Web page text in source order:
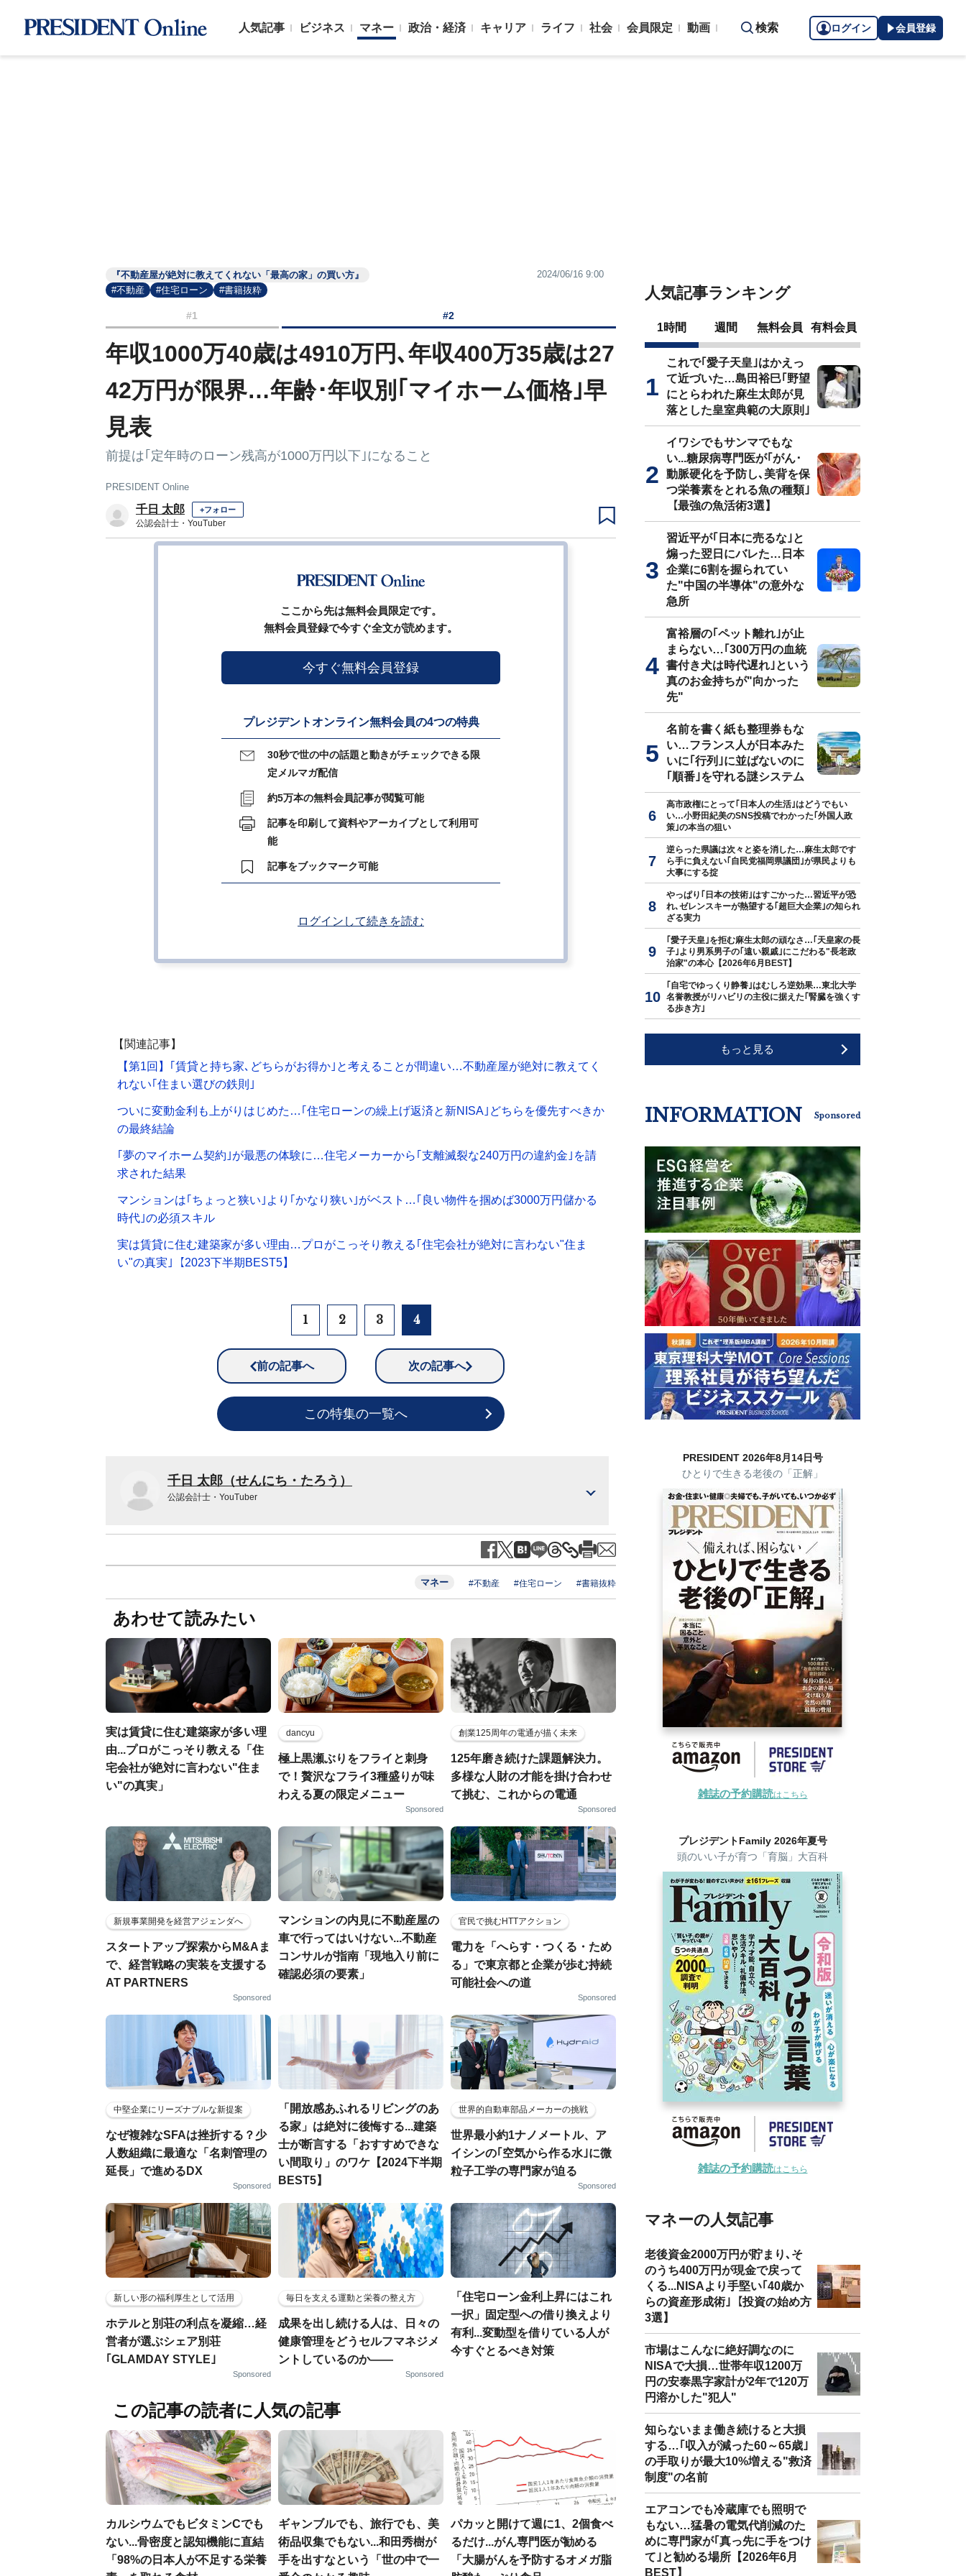
人気記事 ビジネス マネー 政治・経済 キャリア ライフ 社会 会員限定 動画 検索 ログイン 会員登録
『不動産屋が絶対に教えてくれない「最高の家」の買い方』
#不動産
#住宅ローン #書籍抜粋
2024/06/16 9:00
#1 #2
年収1000万40歳は4910万円､年収400万35歳は27
42万円が限界…年齢･年収別｢マイホーム価格｣早
見表
前提は｢定年時のローン残高が1000万円以下｣になること
PRESIDENT Online
千日 太郎 +フォロー
公認会計士・YouTuber
ここから先は無料会員限定です。
無料会員登録で今すぐ全文が読めます。
今すぐ無料会員登録
プレジデントオンライン無料会員の4つの特典
30秒で世の中の話題と動きがチェックできる限
定メルマガ配信
約5万本の無料会員記事が閲覧可能
記事を印刷して資料やアーカイブとして利用可
能
記事をブックマーク可能
ログインして続きを読む
【関連記事】
【第1回】｢賃貸と持ち家､どちらがお得か｣と考えることが間違い…不動産屋が絶対に教えてく
れない｢住まい選びの鉄則｣
ついに変動金利も上がりはじめた…｢住宅ローンの繰上げ返済と新NISA｣どちらを優先すべきか
の最終結論
｢夢のマイホーム契約｣が最悪の体験に…住宅メーカーから｢支離滅裂な240万円の違約金｣を請
求された結果
マンションは｢ちょっと狭い｣より｢かなり狭い｣がベスト…｢良い物件を掴めば3000万円儲かる
時代｣の必須スキル
実は賃貸に住む建築家が多い理由…プロがこっそり教える｢住宅会社が絶対に言わない"住ま
い"の真実｣【2023下半期BEST5】
1 2 3 4
前の記事へ 次の記事へ
この特集の一覧へ
千日 太郎（せんにち・たろう）
公認会計士・YouTuber
マネー #不動産 #住宅ローン #書籍抜粋
あわせて読みたい
実は賃貸に住む建築家が多い理
由...プロがこっそり教える「住
宅会社が絶対に言わない"住ま
い"の真実」
dancyu
極上黒瀬ぶりをフライと刺身
で！贅沢なフライ3種盛りが味
わえる夏の限定メニュー
Sponsored
創業125周年の電通が描く未来
125年磨き続けた課題解決力。
多様な人財の才能を掛け合わせ
て挑む、これからの電通
Sponsored
新規事業開発を経営アジェンダへ
スタートアップ探索からM&Aま
で、経営戦略の実装を支援する
AT PARTNERS
Sponsored
マンションの内見に不動産屋の
車で行ってはいけない...不動産
コンサルが指南「現地入り前に
確認必須の要素」
官民で挑むHTTアクション
電力を「へらす・つくる・ため
る」で東京都と企業が歩む持続
可能社会への道
Sponsored
中堅企業にリーズナブルな新提案
なぜ複雑なSFAは挫折する？少
人数組織に最適な「名刺管理の
延長」で進めるDX
Sponsored
「開放感あふれるリビングのあ
る家」は絶対に後悔する...建築
士が断言する「おすすめできな
い間取り」のワケ【2024下半期
BEST5】
世界的自動車部品メーカーの挑戦
世界最小約1ナノメートル、ア
イシンの｢空気から作る水｣に微
粒子工学の専門家が迫る
Sponsored
新しい形の福利厚生として活用
ホテルと別荘の利点を凝縮…経
営者が選ぶシェア別荘
｢GLAMDAY STYLE｣
Sponsored
毎日を支える運動と栄養の整え方
成果を出し続ける人は、日々の
健康管理をどうセルフマネジメ
ントしているのか——
Sponsored
「住宅ローン金利上昇にはこれ
一択」固定型への借り換えより
有利...変動型を借りている人が
今すぐとるべき対策
この記事の読者に人気の記事
カルシウムでもビタミンCでも
ない...骨密度と認知機能に直結
「98%の日本人が不足する栄養
ギャンブルでも、旅行でも、美
術品収集でもない...和田秀樹が
手を出すなという「世の中で一
パカッと開けて週に1、2個食べ
るだけ...がん専門医が勧める
「大腸がんを予防するオメガ脂
人気記事ランキング
1時間 週間 無料会員 有料会員
これで｢愛子天皇｣はかえっ
て近づいた…島田裕巳｢野望
にとらわれた麻生太郎が見
落とした皇室典範の大原則｣
イワシでもサンマでもな
い...糖尿病専門医が｢がん･
動脈硬化を予防し､美背を保
つ栄養素をとれる魚の種類｣
【最強の魚活術3選】
習近平が｢日本に売るな｣と
煽った翌日にバレた…日本
企業に6割を握られてい
た"中国の半導体"の意外な
急所
富裕層の｢ペット離れ｣が止
まらない…｢300万円の血統
書付き犬は時代遅れ｣という
真のお金持ちが"向かった
先"
名前を書く紙も整理券もな
い…フランス人が日本みた
いに｢行列｣に並ばないのに
｢順番｣を守れる謎システム
高市政権にとって｢日本人の生活｣はどうでもい
い…小野田紀美のSNS投稿でわかった｢外国人政
策｣の本当の狙い
逆らった県議は次々と姿を消した…麻生太郎です
ら手に負えない｢自民党福岡県議団｣が県民よりも
大事にする掟
やっぱり｢日本の技術｣はすごかった…習近平が恐
れ､ゼレンスキーが熱望する｢超巨大企業｣の知られ
ざる実力
｢愛子天皇｣を拒む麻生太郎の頑なさ…｢天皇家の長
子｣より男系男子の｢遠い親戚｣にこだわる"長老政
治家"の本心【2026年6月BEST】
｢自宅でゆっくり静養｣はむしろ逆効果…東北大学
名誉教授がリハビリの主役に据えた｢腎臓を強くす
る歩き方｣
もっと見る
INFORMATION Sponsored
PRESIDENT 2026年8月14日号
ひとりで生きる老後の「正解」
雑誌の予約購読はこちら
プレジデントFamily 2026年夏号
頭のいい子が育つ「育脳」大百科
雑誌の予約購読はこちら
マネーの人気記事
老後資金2000万円が貯まり､そ
のうち400万円が現金で戻って
くる...NISAより手堅い｢40歳か
らの資産形成術｣【投資の始め方
3選】
市場はこんなに絶好調なのに
NISAで大損…世帯年収1200万
円の安泰黒字家計が2年で120万
円溶かした"犯人"
知らないまま働き続けると大損
する…｢収入が減った60～65歳｣
の手取りが最大10%増える"救済
制度"の名前
エアコンでも冷蔵庫でも照明で
もない…猛暑の電気代削減のた
めに専門家が｢真っ先に手をつけ
て｣と勧める場所【2026年6月
BEST】